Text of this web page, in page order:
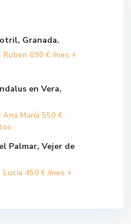
Granada.
Ruben 690 € /mes +
en Vera,
María 550 €
Palmar, Vejer de
Lucía 450 € /mes +